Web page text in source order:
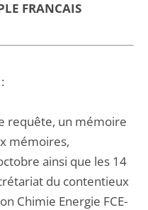
FRANCAIS
requête, un mémoire
mémoires,
ainsi que les 14
du contentieux
Chimie Energie FCE-